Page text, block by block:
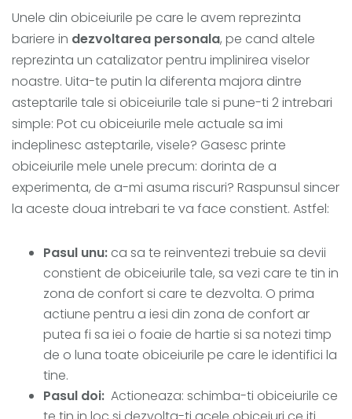
Unele din obiceiurile pe care le avem reprezinta
bariere in dezvoltarea personala, pe cand altele
reprezinta un catalizator pentru implinirea viselor
noastre. Uita-te putin la diferenta majora dintre
asteptarile tale si obiceiurile tale si pune-ti 2 intrebari
simple: Pot cu obiceiurile mele actuale sa imi
indeplinesc asteptarile, visele? Gasesc printe
obiceiurile mele unele precum: dorinta de a
experimenta, de a-mi asuma riscuri? Raspunsul sincer
la aceste doua intrebari te va face constient. Astfel:
Pasul unu: ca sa te reinventezi trebuie sa devii
constient de obiceiurile tale, sa vezi care te tin in
zona de confort si care te dezvolta. O prima
actiune pentru a iesi din zona de confort ar
putea fi sa iei o foaie de hartie si sa notezi timp
de o luna toate obiceiurile pe care le identifici la
tine.
Pasul doi: Actioneaza: schimba-ti obiceiurile ce